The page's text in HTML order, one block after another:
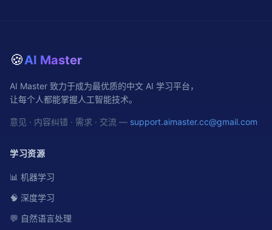
🍪AI Master
AI Master 致力于成为最优质的中文 AI 学习平台，
让每个人都能掌握人工智能技术。
意见 · 内容纠错 · 需求 · 交流 — support.aimaster.cc@gmail.com
学习资源
📊 机器学习
🧠 深度学习
💬 自然语言处理